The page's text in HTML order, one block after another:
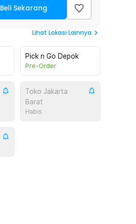
Beli Sekarang
Lihat Lokasi Lainnya
Pick n Go Depok
Pre-Order
Toko Jakarta
Barat
Habis